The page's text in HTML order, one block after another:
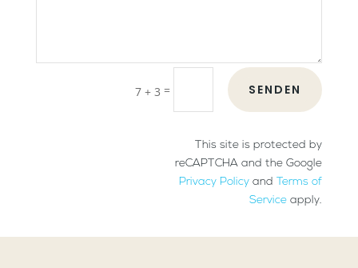
7 + 3 = SENDEN
This site is protected by
reCAPTCHA and the Google
Privacy Policy and Terms of
Serviceapply.